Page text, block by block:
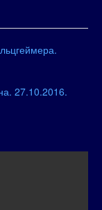
27.10.2016.